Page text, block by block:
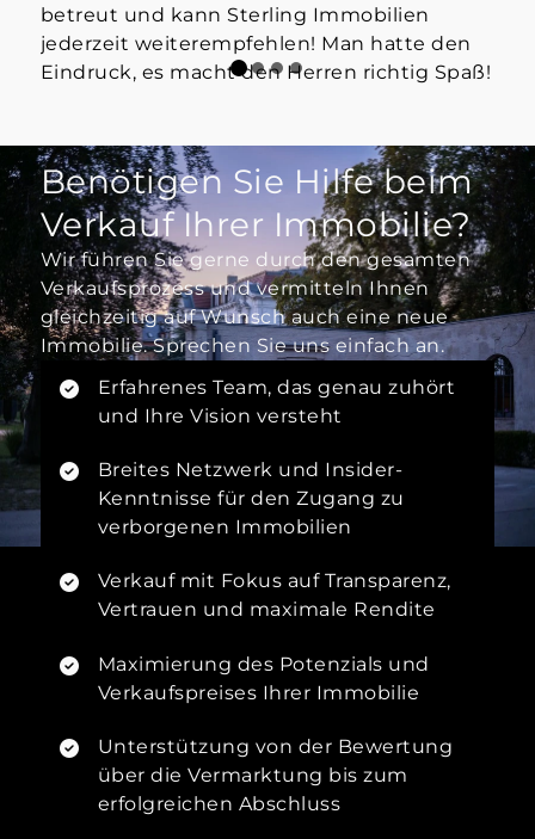
betreut und kann Sterling Immobilien
jederzeit weiterempfehlen! Man hatte den
Eindruck, es macht den Herren richtig Spaß!
Benötigen Sie Hilfe beim
Verkauf Ihrer Immobilie?
Wir führen Sie gerne durch den gesamten
Verkaufsprozess und vermitteln Ihnen
gleichzeitig auf Wunsch auch eine neue
Immobilie. Sprechen Sie uns einfach an.
Erfahrenes Team, das genau zuhört
und Ihre Vision versteht
Breites Netzwerk und Insider-
Kenntnisse für den Zugang zu
verborgenen Immobilien
Verkauf mit Fokus auf Transparenz,
Vertrauen und maximale Rendite
Maximierung des Potenzials und
Verkaufspreises Ihrer Immobilie
Unterstützung von der Bewertung
über die Vermarktung bis zum
erfolgreichen Abschluss